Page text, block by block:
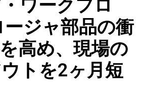
ワークフロ
ージャ部品の衝
高め、現場の
ウトを2ヶ月短